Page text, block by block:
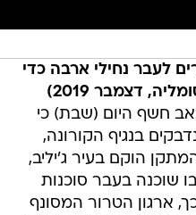
לעבר נחילי ארבה כדי
דצמבר 2019)
חשף היום (שבת) כי
בנגיף הקורונה,
הוקם בעיר ג'יליב,
שוכנה בעבר סוכנות
ארגון הטרור המסונף